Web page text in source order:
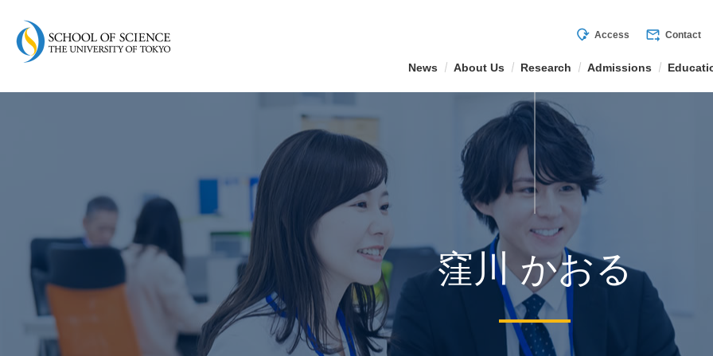
mode_of_travel Access forward_to_inbox Contact
News About Us Research Admissions
窪川 かおる